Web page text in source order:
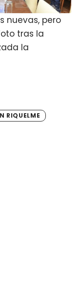
nuevas, pero
tras la
la
RIQUELME